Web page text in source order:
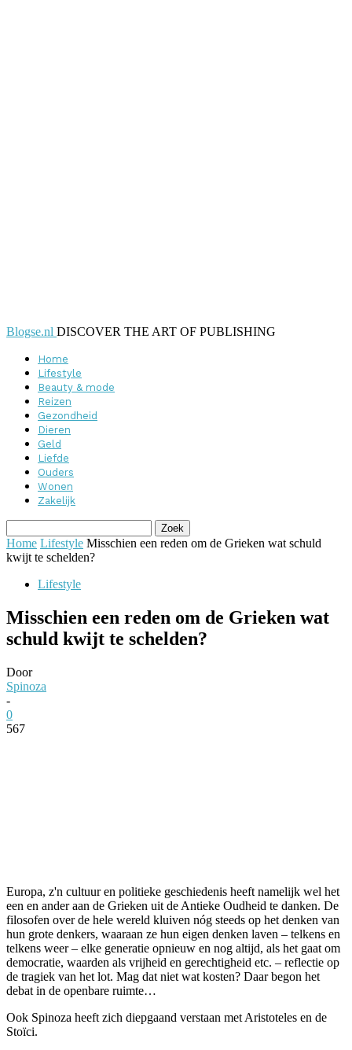
Blogse.nl DISCOVER THE ART OF PUBLISHING
Home
Lifestyle
Beauty & mode
Reizen
Gezondheid
Dieren
Geld
Liefde
Ouders
Wonen
Zakelijk
Home Lifestyle Misschien een reden om de Grieken wat schuld
kwijt te schelden?
Lifestyle
Misschien een reden om de Grieken wat
schuld kwijt te schelden?
Door
Spinoza
-
0
567
Europa, z'n cultuur en politieke geschiedenis heeft namelijk wel het
een en ander aan de Grieken uit de Antieke Oudheid te danken. De
filosofen over de hele wereld kluiven nóg steeds op het denken van
hun grote denkers, waaraan ze hun eigen denken laven – telkens en
telkens weer – elke generatie opnieuw en nog altijd, als het gaat om
democratie, waarden als vrijheid en gerechtigheid etc. – reflectie op
de tragiek van het lot. Mag dat niet wat kosten? Daar begon het
debat in de openbare ruimte…
Ook Spinoza heeft zich diepgaand verstaan met Aristoteles en de
Stoïci.